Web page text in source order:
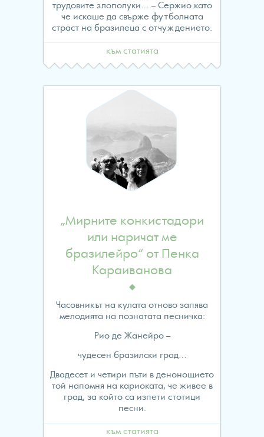
трудовите злополуки… – Сержио като
че искаше да свърже футболната
страст на бразилеца с отчуждението.
към статията
„Мирните конкистадори
или наричат ме
бразилейро“ от Пенка
Караиванова
Часовникът на кулата отново запява
мелодията на познатата песничка:
Рио де Жанейро –
чудесен бразилски град…
Двадесет и четири пъти в денонощието
той напомня на кариоката, че живее в
град, за който са изпети стотици
песни.
към статията